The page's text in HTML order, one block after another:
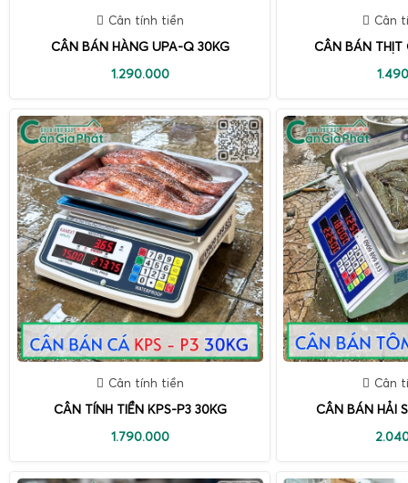
Cân tính tiền
CÂN BÁN HÀNG UPA-Q 30KG
1.290.000
Cân
CÂN BÁN
Cân tính tiền
CÂN TÍNH TIỀN KPS-P3 30KG
1.790.000
Cân
CÂN BÁN HẢI